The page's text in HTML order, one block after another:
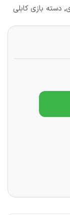
, دسته بازی کابلی